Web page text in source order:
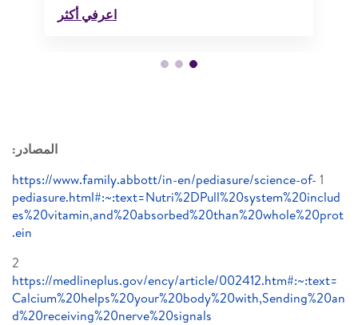
اعرفي أكثر
المصادر:
1
https://www.family.abbott/in-en/pediasure/science-of-
pediasure.html#:~:text=Nutri%2DPull%20system%20includ
es%20vitamin,and%20absorbed%20than%20whole%20prot
ein.
2
https://medlineplus.gov/ency/article/002412.htm#:~:text=
Calcium%20helps%20your%20body%20with,Sending%20an
d%20receiving%20nerve%20signals